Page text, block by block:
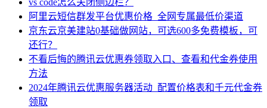
阿里云短信群发平台优惠价格_全网专属最低价渠道
京东云京美建站0基础做网站，可选600多免费模板，可
还行？
不看后悔的腾讯云优惠券领取入口、查看和代金券使用
方法
2024年腾讯云优惠服务器活动_配置价格表和千元代金券
领取